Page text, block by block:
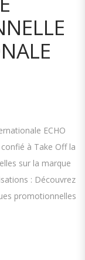
ECHO
à Take Off la
sur la marque
: Découvrez
promotionnelles